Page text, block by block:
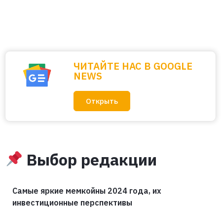
ЧИТАЙТЕ НАС В GOOGLE
NEWS
Открыть
Выбор редакции
Самые яркие мемкойны 2024 года, их
инвестиционные перспективы